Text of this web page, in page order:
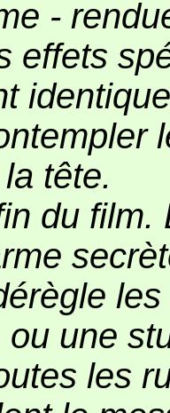
-
effets
tête.
du film.
une
les